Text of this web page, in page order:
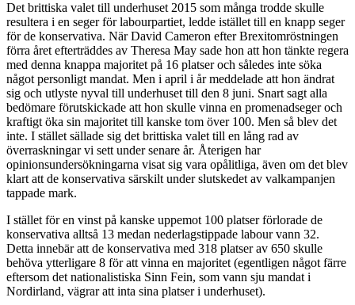
Det brittiska valet till underhuset 2015 som många trodde skulle
resultera i en seger för labourpartiet, ledde istället till en knapp seger
för de konservativa. När David Cameron efter Brexitomröstningen
förra året efterträddes av Theresa May sade hon att hon tänkte regera
med denna knappa majoritet på 16 platser och således inte söka
något personligt mandat. Men i april i år meddelade att hon ändrat
sig och utlyste nyval till underhuset till den 8 juni. Snart sagt alla
bedömare förutskickade att hon skulle vinna en promenadseger och
kraftigt öka sin majoritet till kanske tom över 100. Men så blev det
inte. I stället sällade sig det brittiska valet till en lång rad av
överraskningar vi sett under senare år. Återigen har
opinionsundersökningarna visat sig vara opålitliga, även om det blev
klart att de konservativa särskilt under slutskedet av valkampanjen
tappade mark.
I stället för en vinst på kanske uppemot 100 platser förlorade de
konservativa alltså 13 medan nederlagstippade labour vann 32.
Detta innebär att de konservativa med 318 platser av 650 skulle
behöva ytterligare 8 för att vinna en majoritet (egentligen något färre
eftersom det nationalistiska Sinn Fein, som vann sju mandat i
Nordirland, vägrar att inta sina platser i underhuset).